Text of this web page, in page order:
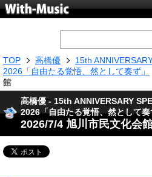
TOP 高橋優
15th
2026「自由たる覚悟、然として奏ず」
館
高橋優 - 15th ANNIVERSARY
2026「自由たる覚悟、然として奏
2026/7/4 旭川市民文化会